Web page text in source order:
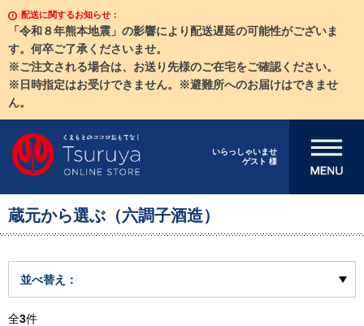
配送に関するお知らせ：
「令和８年熊本地震」の影響により配送遅延の可能性がございま
す。何卒ご了承くださいませ。
※ご注文される場合は、お送り先様のご在宅をご確認ください。
※日時指定はお受けできません。※避難所へのお届けはできませ
ん。
いらっしゃいませ
ゲスト 様
メニューを開
蔵元から選ぶ（六調子酒造）
並べ替え：
全3件